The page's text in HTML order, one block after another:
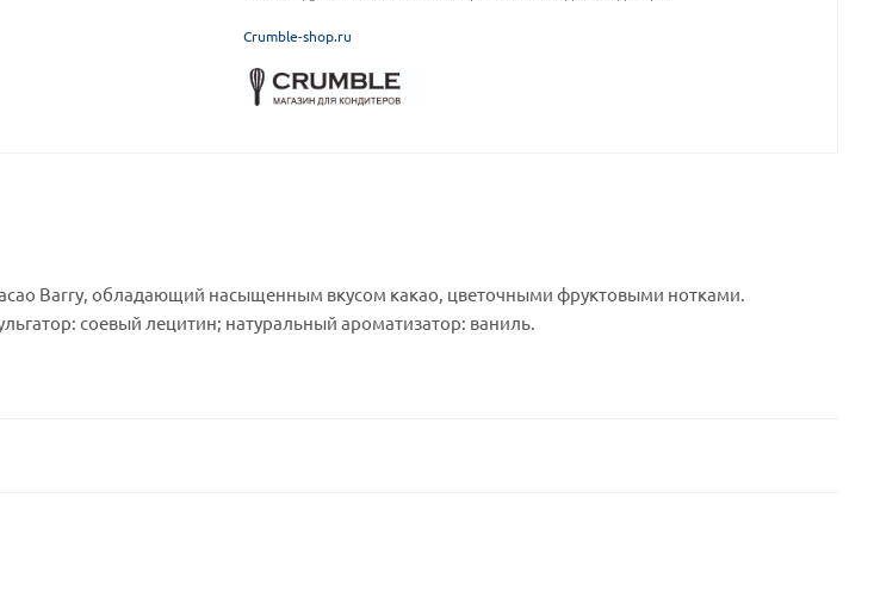
Crumble-shop.ru
Barry, обладающий насыщенным вкусом какао, цветочными фруктовыми нотками.
соевый лецитин; натуральный ароматизатор: ваниль.